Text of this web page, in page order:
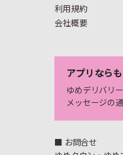
利用規約
会社概要
アプリなら
ゆめデリバリ
メッセージの
■ お問合せ